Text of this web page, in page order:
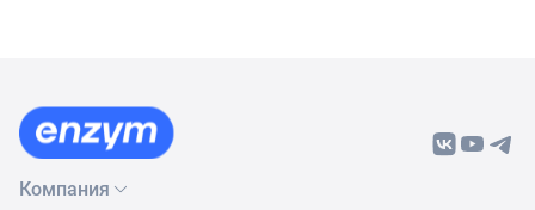
Компания